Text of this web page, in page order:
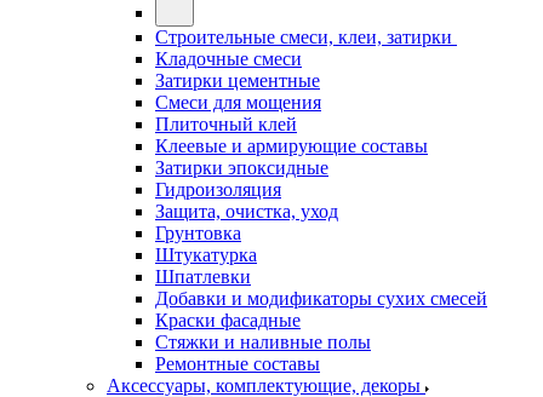
Строительные смеси, клеи, затирки
Кладочные смеси
Затирки цементные
Смеси для мощения
Плиточный клей
Клеевые и армирующие составы
Затирки эпоксидные
Гидроизоляция
Защита, очистка, уход
Грунтовка
Штукатурка
Шпатлевки
Добавки и модификаторы сухих смесей
Краски фасадные
Стяжки и наливные полы
Ремонтные составы
Аксессуары, комплектующие, декоры